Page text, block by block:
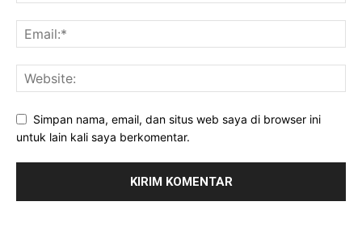
Simpan nama, email, dan situs web saya di browser ini
untuk lain kali saya berkomentar.